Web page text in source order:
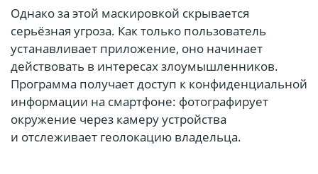
Однако за этой маскировкой скрывается
серьёзная угроза. Как только пользователь
устанавливает приложение, оно начинает
действовать в интересах злоумышленников.
Программа получает доступ к конфиденциальной
информации на смартфоне: фотографирует
окружение через камеру устройства
и отслеживает геолокацию владельца.